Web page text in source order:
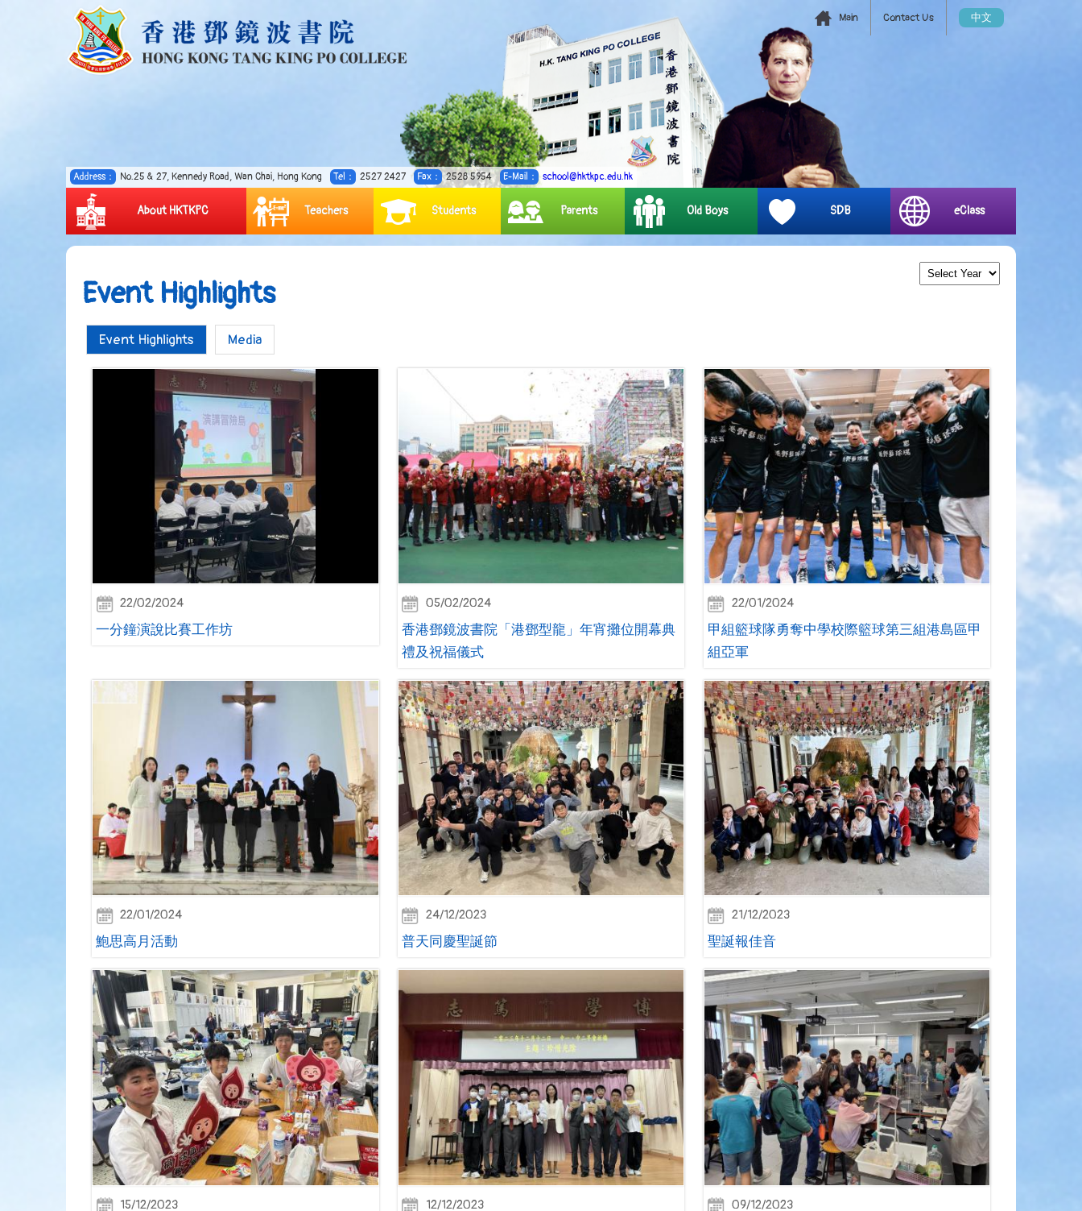
Address： No.25 & 27, Kennedy Road, Wan Chai, Hong Kong Tel： 2527 2427 Fax： 2528 5954 E-Mail： school@hktkpc.edu.hk
中文
Contact Us
Main
About HKTKPC Teachers Students Parents Old Boys SDB eClass
Event Highlights
Event Highlights Media
22/02/2024
一分鐘演說比賽工作坊
05/02/2024
香港鄧鏡波書院「港鄧型龍」年宵攤位開幕典
禮及祝福儀式
22/01/2024
甲組籃球隊勇奪中學校際籃球第三組港島區甲
組亞軍
22/01/2024
鮑思高月活動
24/12/2023
普天同慶聖誕節
21/12/2023
聖誕報佳音
15/12/2023 12/12/2023 09/12/2023